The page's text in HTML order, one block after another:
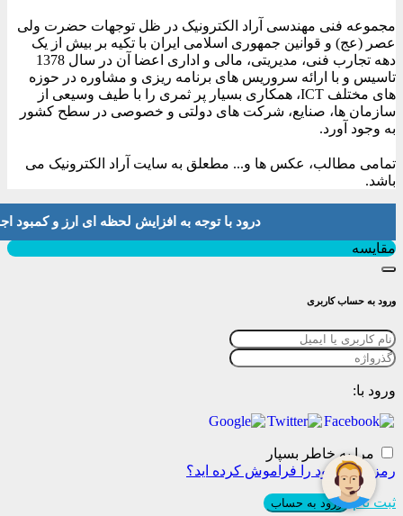
مجموعه فنی مهندسی آراد الکترونیک در ظل توجهات حضرت ولی
عصر (عج) و قوانین جمهوری اسلامی ایران با تکیه بر بیش از یک
دهه تجارب فنی، مدیریتی، مالی و اداری اعضا آن در سال 1378
تاسیس و با ارائه سروریس های برنامه ریزی و مشاوره در حوزه
های مختلف ICT، همکاری بسیار پر ثمری را با طیف وسیعی از
سازمان ها، صنایع، شرکت های دولتی و خصوصی در سطح کشور
به وجود آورد.
تمامی مطالب، عکس ها و... مطعلق به سایت آراد الکترونیک می
باشد.
درود با توجه به افزایش لحظه ای ارز و کمبود اجناس لطفا موجودی
مقایسه
ورود به حساب کاربری
ورود با:
مرا به خاطر بسپار
رمز عبور خود را فراموش کرده اید؟
ثبت نام ورود به حساب